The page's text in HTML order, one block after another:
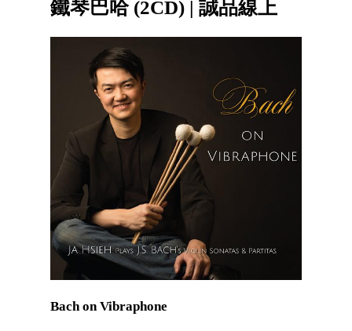
鐵琴巴哈 (2CD) | 誠品線上
Bach on Vibraphone